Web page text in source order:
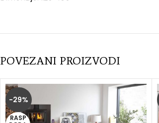
POVEZANI PROIZVODI
-29%
RASP